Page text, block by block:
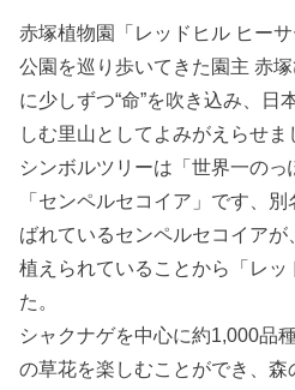
赤塚植物園「レッドヒル ヒー
公園を巡り歩いてきた園主 赤
に少しずつ“命”を吹き込み、日
しむ里山としてよみがえらせま
シンボルツリーは「世界一の
「センペルセコイア」です、
ばれているセンペルセコイア
植えられていることから「レ
た。
シャクナゲを中心に約1,000品
の草花を楽しむことができ、